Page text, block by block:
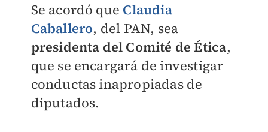
Se acordó que Claudia
Caballero, del PAN, sea
presidenta del Comité de Ética,
que se encargará de investigar
conductas inapropiadas de
diputados.